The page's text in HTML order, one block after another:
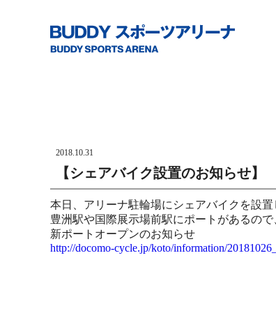
2018.10.31
【シェアバイク設置のお知らせ】
本日、アリーナ駐輪場にシェアバイクを設置
豊洲駅や国際展示場前駅にポートがあるの
新ポートオープンのお知らせ
http://docomo-cycle.jp/koto/information/